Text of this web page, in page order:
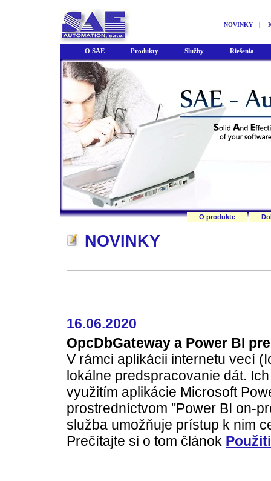
NOVINKY |
O SAE Produkty Služby Riešenia
O produkte
NOVINKY
16.06.2020
OpcDbGateway a Power BI
V rámci aplikácii internetu vecí
lokálne predspracovanie dát.
využitím aplikácie Microsoft
prostredníctvom "Power BI on-
služba umožňuje prístup k nim
Prečítajte si o tom článok